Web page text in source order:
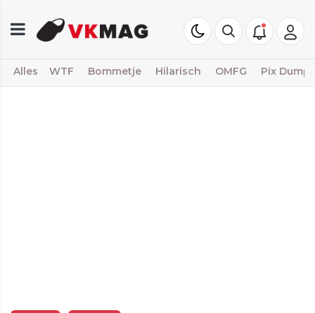
Alles WTF Bommetje Hilarisch OMFG Pix Dump